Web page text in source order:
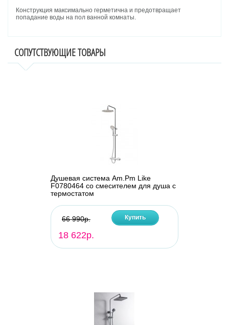
Конструкция максимально герметична и предотвращает
попадание воды на пол ванной комнаты.
СОПУТСТВУЮЩИЕ ТОВАРЫ
Душевая система Am.Pm Like
F0780464 со смесителем для душа с
термостатом
66 990р.
18 622р.
Купить